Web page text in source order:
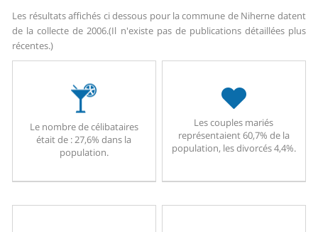
Les résultats affichés ci dessous pour la commune de Niherne datent
de la collecte de 2006.(Il n'existe pas de publications détaillées plus
récentes.)
Le nombre de célibataires
était de : 27,6% dans la
population.
Les couples mariés
représentaient 60,7% de la
population, les divorcés 4,4%.